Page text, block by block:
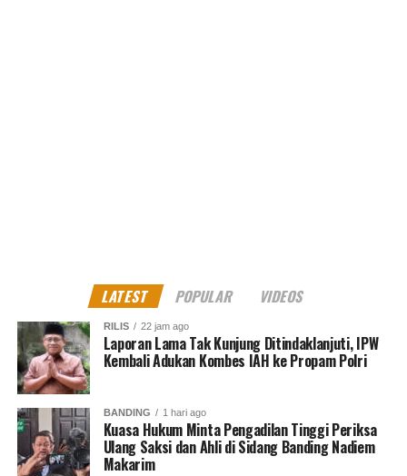
LATEST POPULAR VIDEOS
RILIS 22 jam ago
Laporan Lama Tak Kunjung Ditindaklanjuti, IPW
Kembali Adukan Kombes IAH ke Propam Polri
BANDING 1 hari ago
Kuasa Hukum Minta Pengadilan Tinggi Periksa
Ulang Saksi dan Ahli di Sidang Banding Nadiem
Makarim